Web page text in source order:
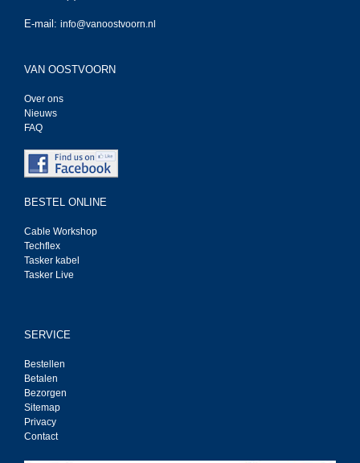
E-mail: info@vanoostvoorn.nl
VAN OOSTVOORN
Over ons
Nieuws
FAQ
BESTEL ONLINE
Cable Workshop
Techflex
Tasker kabel
Tasker Live
SERVICE
Bestellen
Betalen
Bezorgen
Sitemap
Privacy
Contact